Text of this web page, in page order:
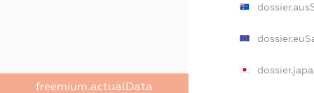
freemium.actualData